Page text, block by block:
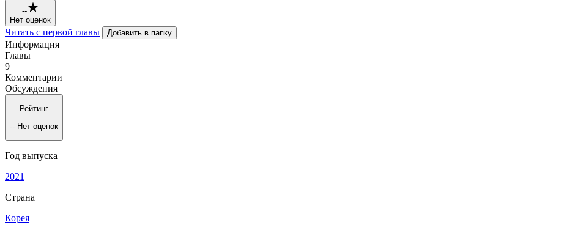
--
Нет оценок
Читать с первой главы Добавить в папку
Информация
Главы
9
Комментарии
Обсуждения
Рейтинг
-- Нет оценок
Год выпуска
2021
Страна
Корея